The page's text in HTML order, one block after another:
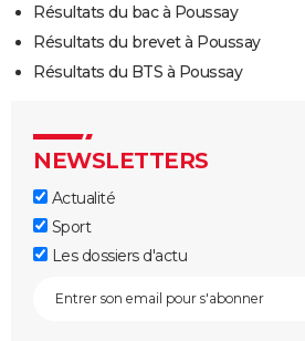
Résultats du bac à Poussay
Résultats du brevet à Poussay
Résultats du BTS à Poussay
NEWSLETTERS
Actualité
Sport
Les dossiers d'actu